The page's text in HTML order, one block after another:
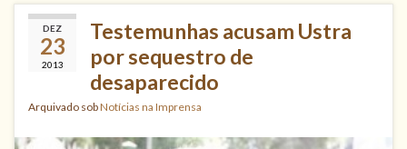
DEZ
23
2013
Testemunhas acusam Ustra
por sequestro de
desaparecido
Arquivado sobNotícias na Imprensa